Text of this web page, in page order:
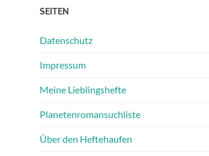
SEITEN
Datenschutz
Impressum
Meine Lieblingshefte
Planetenromansuchliste
Über den Heftehaufen